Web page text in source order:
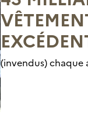
(invendus) chaque